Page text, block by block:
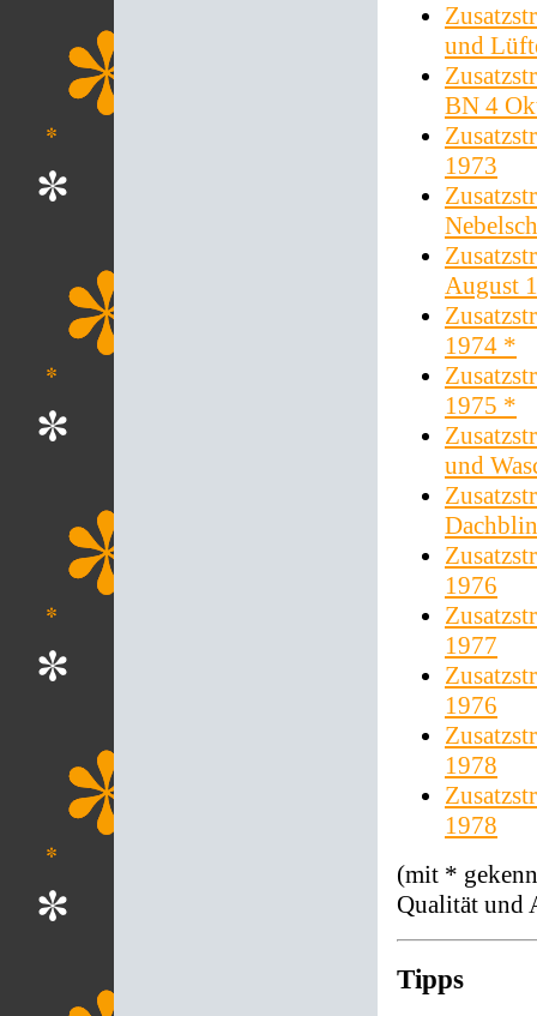
und
BN 4
1973
August
1974 *
1975 *
und
1976
1977
1976
1978
1978
(mit *
Qualität und
Tipps